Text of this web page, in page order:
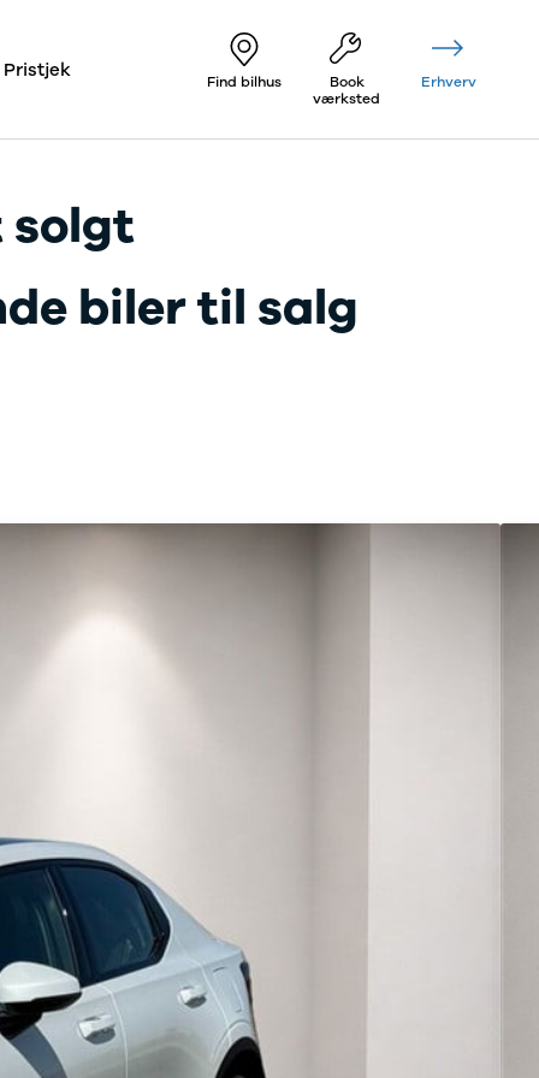
Pristjek Find bilhus
Book
værksted
Erhverv
solgt
biler til salg